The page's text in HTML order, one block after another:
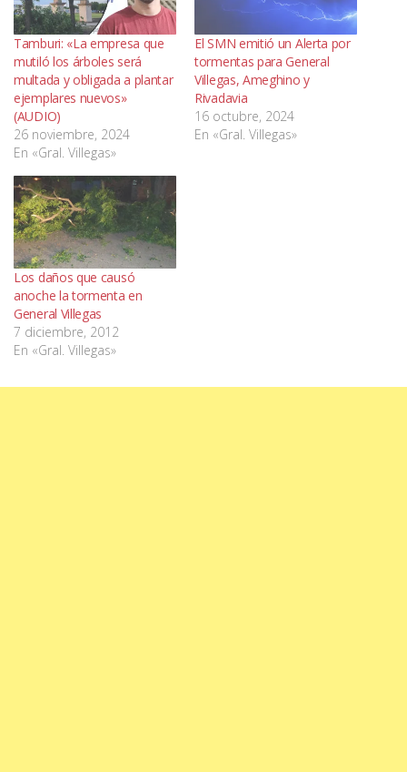
Tamburi: «La empresa que
mutiló los árboles será
multada y obligada a plantar
ejemplares nuevos»
(AUDIO)
26 noviembre, 2024
En «Gral. Villegas»
El SMN emitió un Alerta por
tormentas para General
Villegas, Ameghino y
Rivadavia
16 octubre, 2024
En «Gral. Villegas»
Los daños que causó
anoche la tormenta en
General Villegas
7 diciembre, 2012
En «Gral. Villegas»